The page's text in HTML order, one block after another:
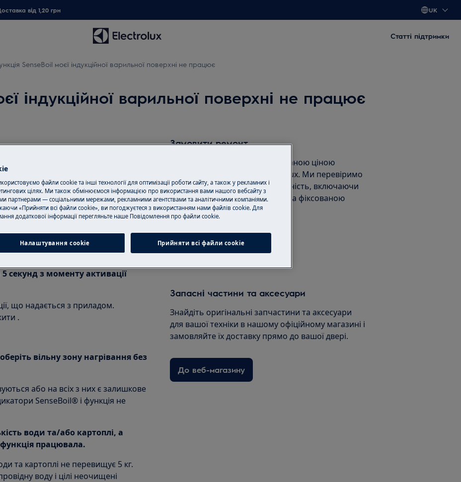
від 1,20 грн UK
Статті підтримки
SenseBoil моєї індукційної варильної поверхні не працює
індукційної варильної поверхні не працює
SenseBoil®
секунд з моменту активації
що надається з приладом.
.
вільну зону нагрівання без
або на всіх з них є залишкове
SenseBoil® і функція не
води та/або картоплі, а
працювала.
та картоплі не перевищує 5 кг.
воду і цілі неочищені
Замовити ремонт
Пропонуємо ремонт за фіксованою ціною
нашими спеціалістами Electrolux. Ми перевіримо
обладнання і усунемо несправність, включаючи
всі необхідні запасні частини, за фіксованою
ціною.
Записатися на сервіс
Запасні частини та аксесуари
Знайдіть оригінальні запчастини та аксесуари
для вашої техніки в нашому офіційному магазині і
замовляйте їх доставку прямо до вашої двері.
До веб-магазину
файли cookie та інші технології для оптимізації роботи сайту, а також у рекламних і
цілях. Ми також обмінюємося інформацією про використання вами нашого вебсайту з
партнерами — соціальними мережами, рекламними агентствами та аналітичними компаніями.
«Прийняти всі файли cookie», ви погоджуєтеся з використанням нами файлів cookie. Для
додаткової інформації перегляньте наше Пoвідомлення прo файли cookie.
Налаштування cookie Прийняти всі файли сookie